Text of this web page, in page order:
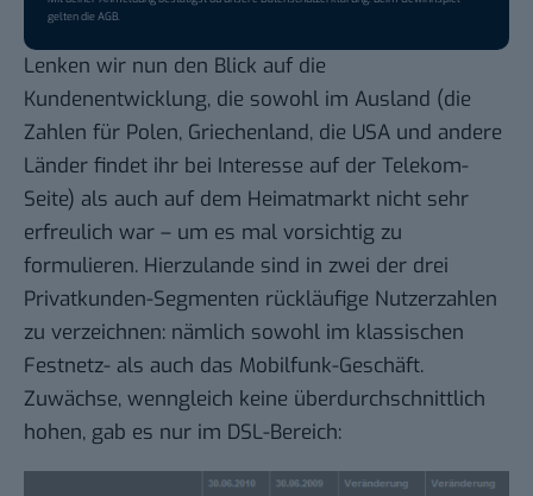
gelten dieAGB.
Lenken wir nun den Blick auf die
Kundenentwicklung, die sowohl im Ausland (die
Zahlen für Polen, Griechenland, die USA und andere
Länder findet ihr bei Interesse auf der Telekom-
Seite) als auch auf dem Heimatmarkt nicht sehr
erfreulich war – um es mal vorsichtig zu
formulieren. Hierzulande sind in zwei der drei
Privatkunden-Segmenten rückläufige Nutzerzahlen
zu verzeichnen: nämlich sowohl im klassischen
Festnetz- als auch das Mobilfunk-Geschäft.
Zuwächse, wenngleich keine überdurchschnittlich
hohen, gab es nur im DSL-Bereich: